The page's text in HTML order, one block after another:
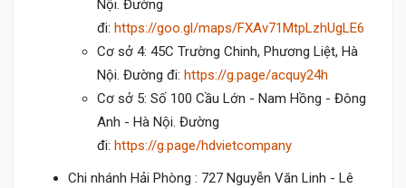
Nội. Đường
đi: https://goo.gl/maps/FXAv71MtpLzhUgLE6
Cơ sở 4: 45C Trường Chinh, Phương Liệt, Hà
Nội. Đường đi: https://g.page/acquy24h
Cơ sở 5: Số 100 Cầu Lớn - Nam Hồng - Đông
Anh - Hà Nội. Đường
đi: https://g.page/hdvietcompany
Chi nhánh Hải Phòng : 727 Nguyễn Văn Linh - Lê